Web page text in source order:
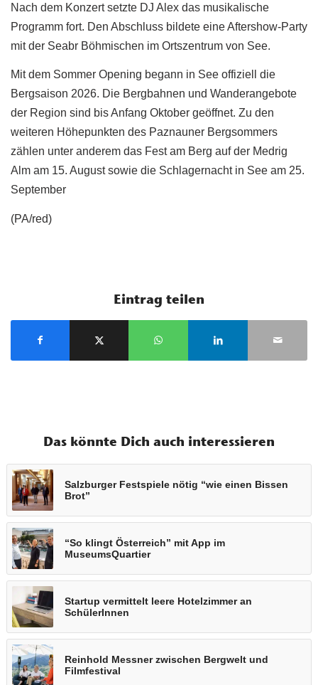
Nach dem Konzert setzte DJ Alex das musikalische
Programm fort. Den Abschluss bildete eine Aftershow-Party
mit der Seabr Böhmischen im Ortszentrum von See.
Mit dem Sommer Opening begann in See offiziell die
Bergsaison 2026. Die Bergbahnen und Wanderangebote
der Region sind bis Anfang Oktober geöffnet. Zu den
weiteren Höhepunkten des Paznauner Bergsommers
zählen unter anderem das Fest am Berg auf der Medrig
Alm am 15. August sowie die Schlagernacht in See am 25.
September
(PA/red)
Eintrag teilen
Das könnte Dich auch interessieren
Salzburger Festspiele nötig “wie einen Bissen
Brot”
“So klingt Österreich” mit App im
MuseumsQuartier
Startup vermittelt leere Hotelzimmer an
SchülerInnen
Reinhold Messner zwischen Bergwelt und
Filmfestival